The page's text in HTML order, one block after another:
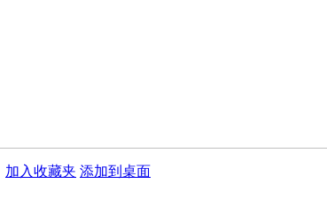
加入收藏夹 添加到桌面